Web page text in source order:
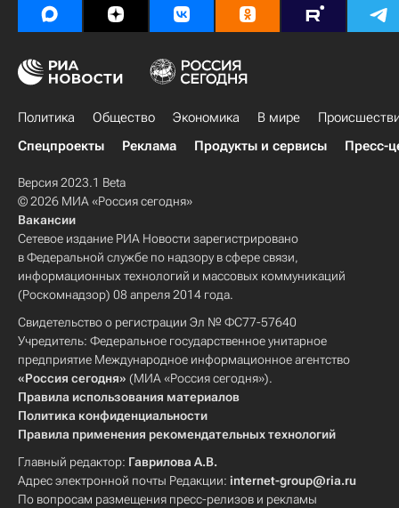
Политика Общество Экономика В мире
Спецпроекты
Реклама Продукты и сервисы Пресс-
Версия 2023.1 Beta
© 2026 МИА «Россия сегодня»
Вакансии
Сетевое издание РИА Новости зарегистрировано
в Федеральной службе по надзору в сфере связи,
информационных технологий и массовых коммуникаций
(Роскомнадзор) 08 апреля 2014 года.
Свидетельство о регистрации Эл № ФС77-57640
Учредитель: Федеральное государственное унитарное
предприятие Международное информационное агентство
«Россия сегодня» (МИА «Россия сегодня»).
Правила использования материалов
Политика конфиденциальности
Правила применения рекомендательных технологий
Главный редактор: Гаврилова А.В.
Адрес электронной почты Редакции: internet-group@ria.ru
По вопросам размещения пресс-релизов и рекламы